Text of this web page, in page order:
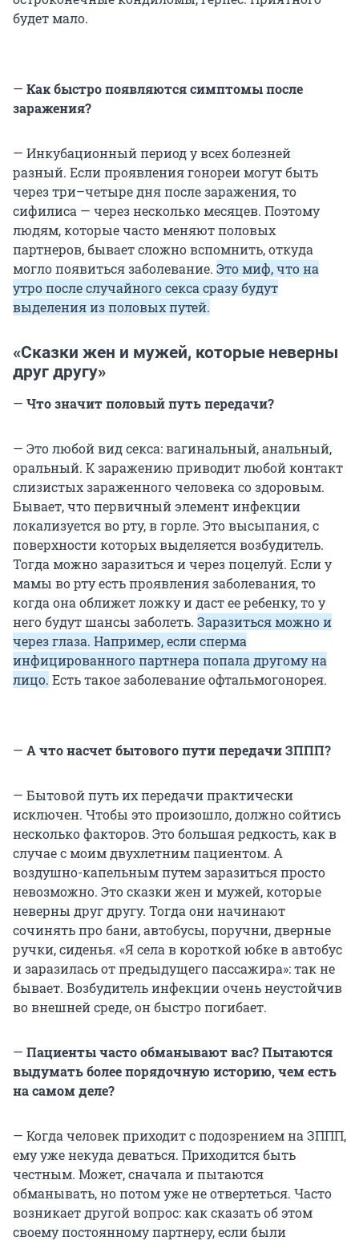
будет мало.
— Как быстро появляются симптомы после
заражения?
— Инкубационный период у всех болезней
разный. Если проявления гонореи могут быть
через три–четыре дня после заражения, то
сифилиса — через несколько месяцев. Поэтому
людям, которые часто меняют половых
партнеров, бывает сложно вспомнить, откуда
могло появиться заболевание. Это миф, что на
утро после случайного секса сразу будут
выделения из половых путей.
«Сказки жен и мужей, которые неверны
друг другу»
— Что значит половый путь передачи?
— Это любой вид секса: вагинальный, анальный,
оральный. К заражению приводит любой контакт
слизистых зараженного человека со здоровым.
Бывает, что первичный элемент инфекции
локализуется во рту, в горле. Это высыпания, с
поверхности которых выделяется возбудитель.
Тогда можно заразиться и через поцелуй. Если у
мамы во рту есть проявления заболевания, то
когда она оближет ложку и даст ее ребенку, то у
него будут шансы заболеть. Заразиться можно и
через глаза. Например, если сперма
инфицированного партнера попала другому на
лицо. Есть такое заболевание офтальмогонорея.
— А что насчет бытового пути передачи ЗППП?
— Бытовой путь их передачи практически
исключен. Чтобы это произошло, должно сойтись
несколько факторов. Это большая редкость, как в
случае с моим двухлетним пациентом. А
воздушно-капельным путем заразиться просто
невозможно. Это сказки жен и мужей, которые
неверны друг другу. Тогда они начинают
сочинять про бани, автобусы, поручни, дверные
ручки, сиденья. «Я села в короткой юбке в автобус
и заразилась от предыдущего пассажира»: так не
бывает. Возбудитель инфекции очень неустойчив
во внешней среде, он быстро погибает.
— Пациенты часто обманывают вас? Пытаются
выдумать более порядочную историю, чем есть
на самом деле?
— Когда человек приходит с подозрением на ЗППП,
ему уже некуда деваться. Приходится быть
честным. Может, сначала и пытаются
обманывать, но потом уже не отвертеться. Часто
возникает другой вопрос: как сказать об этом
своему постоянному партнеру, если были